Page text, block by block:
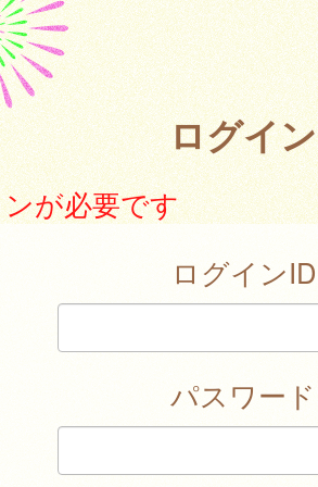
ログイン
が必要です
ログインID
パスワード